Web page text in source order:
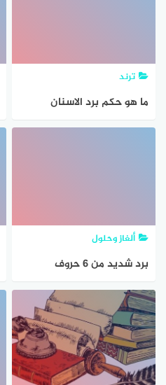
ترند
ما هو حكم برد الاسنان
ألغاز وحلول
برد شديد من 6 حروف